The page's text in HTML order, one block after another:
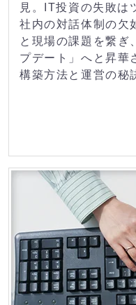
見。IT投資の失敗は
社内の対話体制の欠
と現場の課題を繋ぎ
プデート」へと昇華
構築方法と運営の秘